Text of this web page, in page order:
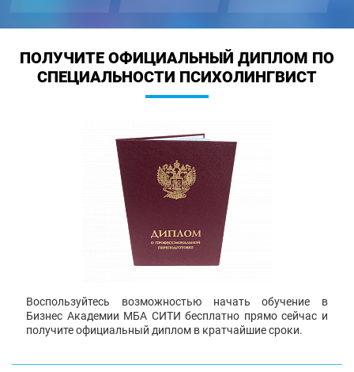
ПОЛУЧИТЕ ОФИЦИАЛЬНЫЙ ДИПЛОМ ПО
СПЕЦИАЛЬНОСТИ ПСИХОЛИНГВИСТ
Воспользуйтесь возможностью начать обучение в
Бизнес Академии МБА СИТИ бесплатно прямо сейчас и
получите официальный диплом в кратчайшие сроки.